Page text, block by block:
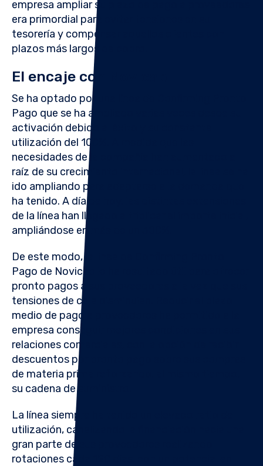
empresa ampliar su plazo de pago a proveedores
era primordial para evitar tensiones en su
tesorería y compensar aquellos clientes con
plazos más largos de cobro.
El encaje con Novicap
Se ha optado por una línea de Confirming Pronto
Pago que se ha ampliado varias veces desde su
activación debido al éxito y su constante
utilización del 100%. A medida que las
necesidades de la compañía han aumentado a
raíz de su crecimiento internacional, la línea se ha
ido ampliando para adaptarse a la demanda que
ha tenido. A día de hoy, las distintas extensiones
de la línea han llegado a triplicar el importe inicial,
ampliándose en más de un 300%.
De este modo, la línea de Confirming Pronto
Pago de Novicap le ha resultado útil para ofrecer
pronto pagos a sus proveedores a la vez que sus
tensiones de caja disminuían. Reducir el plazo
medio de pago a proveedores ha permitido a la
empresa conseguir mejores condiciones en sus
relaciones comerciales, con la opción de recibir
descuentos por pronto pago sobre sus compras
de materia prima reforzando, al mismo tiempo,
su cadena de suministro.
La línea siempre ha tenido un elevado ratio de
utilización, canalizando la financiación hacia una
gran parte de sus proveedores realizando
rotaciones cada 120 días, con un potencial en